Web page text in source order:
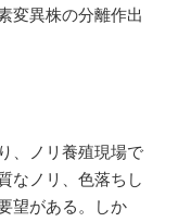
変異株の分離作出
、ノリ養殖現場で
なノリ、色落ちし
望がある。しか